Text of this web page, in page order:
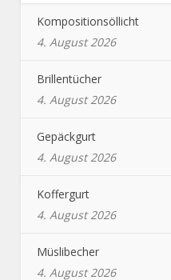
Kompositionsöllicht
4. August 2026
Brillentücher
4. August 2026
Gepäckgurt
4. August 2026
Koffergurt
4. August 2026
Müslibecher
4. August 2026